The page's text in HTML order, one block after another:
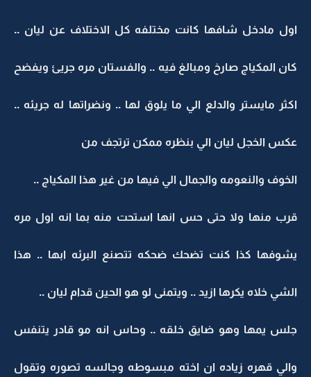
اول مادخل شافها كانت مختلفه كل الاختلاف عن ليان ..
كان المكياج صارخ ومبالغ فيه .. والفستان مره جريئ ويفضح
اكثر مايستر والدلع الي ما يلوق لها .. ونضراتها له جريئه ..
عكس الخجل ليان الي بنظره ممكن ترتجف من
الخوف والنعومه والجمال الي فيها من غير هذا المكياج ..
قرب منها ولا حتى حس انها استحت منه بما انه اول مره
يشوفها كذا كنت تضحك ضحكه تتصنع البرئه ابها .. هذا
الشي خلاه يكرها ازيد .. ويتمنى لو هو الحين قدام ليان ..
جلس يمها وهو ضايق خلقه .. وحاس انه مو قادر يتنفس
والي قهره زياده ان اخته مبسوطه وجالسه تصوره وتقول